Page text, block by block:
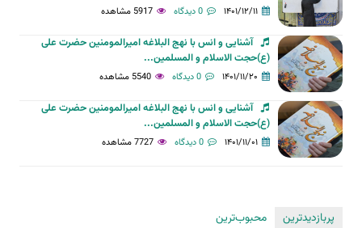
۱۴۰۱/۱۲/۱۱ 0 دیدگاه 5917 مشاهده
آشنایی و انس با نهج البلاغه امیرالمومنین حضرت علی
(ع)حجت الاسلام و المسلمین...
۱۴۰۱/۱۱/۲۰ 0 دیدگاه 5540 مشاهده
آشنایی و انس با نهج البلاغه امیرالمومنین حضرت علی
(ع)حجت الاسلام و المسلمین...
۱۴۰۱/۱۱/۰۱ 0 دیدگاه 7727 مشاهده
پربازدیدترین
محبوب‌ترین